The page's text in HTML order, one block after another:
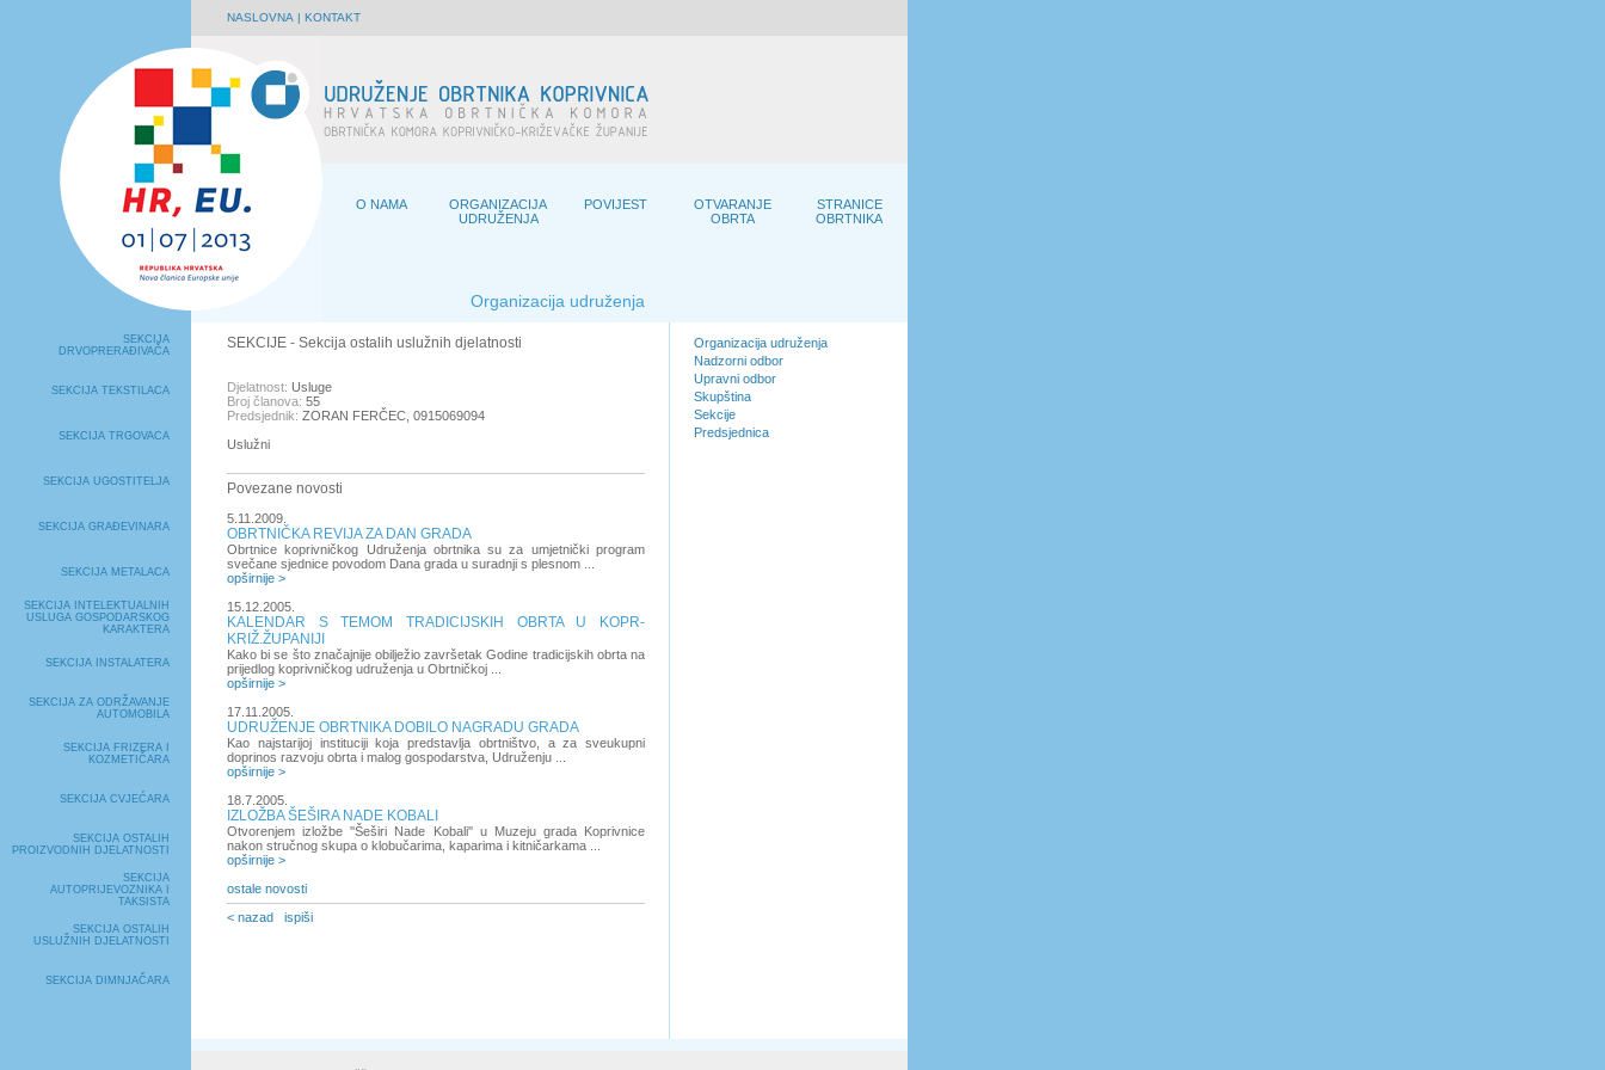
NASLOVNA | KONTAKT
O NAMA
ORGANIZACIJA
UDRUŽENJA
POVIJEST
OTVARANJE
OBRTA
STRANICE
OBRTNIKA
Organizacija udruženja
SEKCIJA
DRVOPRERAĐIVAČA
SEKCIJA TEKSTILACA
SEKCIJA TRGOVACA
SEKCIJA UGOSTITELJA
SEKCIJA GRAĐEVINARA
SEKCIJA METALACA
SEKCIJA INTELEKTUALNIH
USLUGA GOSPODARSKOG
KARAKTERA
SEKCIJA INSTALATERA
SEKCIJA ZA ODRŽAVANJE
AUTOMOBILA
SEKCIJA FRIZERA I
KOZMETIČARA
SEKCIJA CVJEĆARA
SEKCIJA OSTALIH
PROIZVODNIH DJELATNOSTI
SEKCIJA
AUTOPRIJEVOZNIKA I
TAKSISTA
SEKCIJA OSTALIH
USLUŽNIH DJELATNOSTI
SEKCIJA DIMNJAČARA
SEKCIJE - Sekcija ostalih uslužnih djelatnosti
Djelatnost: Usluge
Broj članova: 55
Predsjednik: ZORAN FERČEC, 0915069094
Uslužni
Povezane novosti
5.11.2009.
OBRTNIČKA REVIJA ZA DAN GRADA
Obrtnice koprivničkog Udruženja obrtnika su za umjetnički program
svečane sjednice povodom Dana grada u suradnji s plesnom ...
opširnije >
15.12.2005.
KALENDAR S TEMOM TRADICIJSKIH OBRTA U KOPR-
KRIŽ.ŽUPANIJI
Kako bi se što značajnije obilježio završetak Godine tradicijskih obrta na
prijedlog koprivničkog udruženja u Obrtničkoj ...
opširnije >
17.11.2005.
UDRUŽENJE OBRTNIKA DOBILO NAGRADU GRADA
Kao najstarijoj instituciji koja predstavlja obrtništvo, a za sveukupni
doprinos razvoju obrta i malog gospodarstva, Udruženju ...
opširnije >
18.7.2005.
IZLOŽBA ŠEŠIRA NADE KOBALI
Otvorenjem izložbe ''Šeširi Nade Kobali'' u Muzeju grada Koprivnice
nakon stručnog skupa o klobučarima, kaparima i kitničarkama ...
opširnije >
ostale novosti
< nazad
ispiši
Organizacija udruženja
Nadzorni odbor
Upravni odbor
Skupština
Sekcije
Predsjednica